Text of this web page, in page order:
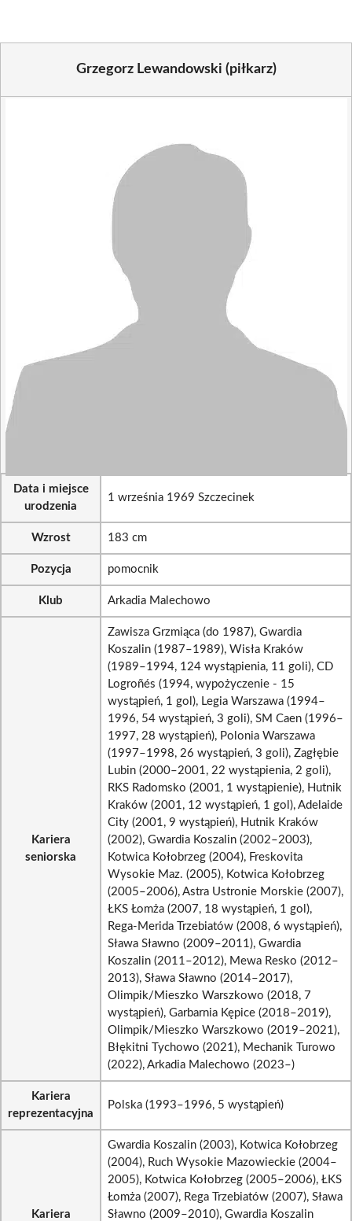
Grzegorz Lewandowski (piłkarz)
Data i miejsce
urodzenia
1 września 1969 Szczecinek
Wzrost 183 cm
Pozycja pomocnik
Klub Arkadia Malechowo
Kariera
seniorska
Zawisza Grzmiąca (do 1987), Gwardia
Koszalin (1987–1989), Wisła Kraków
(1989–1994, 124 wystąpienia, 11 goli), CD
Logroñés (1994, wypożyczenie - 15
wystąpień, 1 gol), Legia Warszawa (1994–
1996, 54 wystąpień, 3 goli), SM Caen (1996–
1997, 28 wystąpień), Polonia Warszawa
(1997–1998, 26 wystąpień, 3 goli), Zagłębie
Lubin (2000–2001, 22 wystąpienia, 2 goli),
RKS Radomsko (2001, 1 wystąpienie), Hutnik
Kraków (2001, 12 wystąpień, 1 gol), Adelaide
City (2001, 9 wystąpień), Hutnik Kraków
(2002), Gwardia Koszalin (2002–2003),
Kotwica Kołobrzeg (2004), Freskovita
Wysokie Maz. (2005), Kotwica Kołobrzeg
(2005–2006), Astra Ustronie Morskie (2007),
ŁKS Łomża (2007, 18 wystąpień, 1 gol),
Rega-Merida Trzebiatów (2008, 6 wystąpień),
Sława Sławno (2009–2011), Gwardia
Koszalin (2011–2012), Mewa Resko (2012–
2013), Sława Sławno (2014–2017),
Olimpik/Mieszko Warszkowo (2018, 7
wystąpień), Garbarnia Kępice (2018–2019),
Olimpik/Mieszko Warszkowo (2019–2021),
Błękitni Tychowo (2021), Mechanik Turowo
(2022), Arkadia Malechowo (2023–)
Kariera
reprezentacyjna
Polska (1993–1996, 5 wystąpień)
Kariera
Gwardia Koszalin (2003), Kotwica Kołobrzeg
(2004), Ruch Wysokie Mazowieckie (2004–
2005), Kotwica Kołobrzeg (2005–2006), ŁKS
Łomża (2007), Rega Trzebiatów (2007), Sława
Sławno (2009–2010), Gwardia Koszalin